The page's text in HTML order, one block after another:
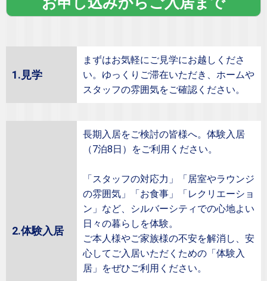
1.見学
まずはお気軽にご見学にお越しくださ
い。ゆっくりご滞在いただき、ホームや
スタッフの雰囲気をご確認ください。
2.体験入居
長期入居をご検討の皆様へ。体験入居
（7泊8日）をご利用ください。
「スタッフの対応力」「居室やラウンジ
の雰囲気」「お食事」「レクリエーショ
ン」など、シルバーシティでの心地よい
日々の暮らしを体験。
ご本人様やご家族様の不安を解消し、安
心してご入居いただくための「体験入
居」をぜひご利用ください。